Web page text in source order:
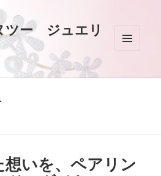
ツー ジュエリ
ィジェ
いを、ペアリン